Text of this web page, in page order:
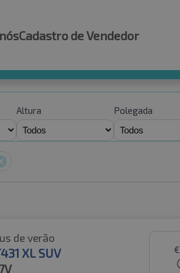
Cadastro de Vendedor
Altura Polegada
de verão
XL SUV
€